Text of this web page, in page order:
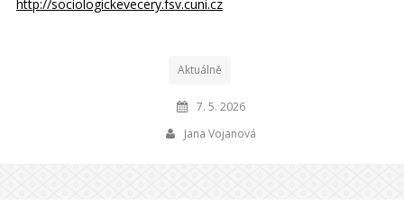
http://sociologickevecery.fsv.cuni.cz
Aktuálně
7. 5. 2026
Jana Vojanová